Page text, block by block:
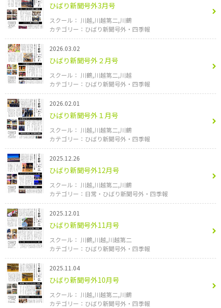
ひばり新聞号外3月号
川越 川越第二 川鶴
ひばり新聞号外・四季報
2026.03.02
ひばり新聞号外２月号
川鶴 川越第二 川越
ひばり新聞号外・四季報
2026.02.01
ひばり新聞号外１月号
川越 川越第二 川鶴
ひばり新聞号外・四季報
2025.12.26
ひばり新聞号外12月号
川越 川越第二 川鶴
日常
ひばり新聞号外・四季報
2025.12.01
ひばり新聞号外11月号
川鶴 川越 川越第二
ひばり新聞号外・四季報
2025.11.04
ひばり新聞号外10月号
川越 川越第二 川鶴
ひばり新聞号外・四季報